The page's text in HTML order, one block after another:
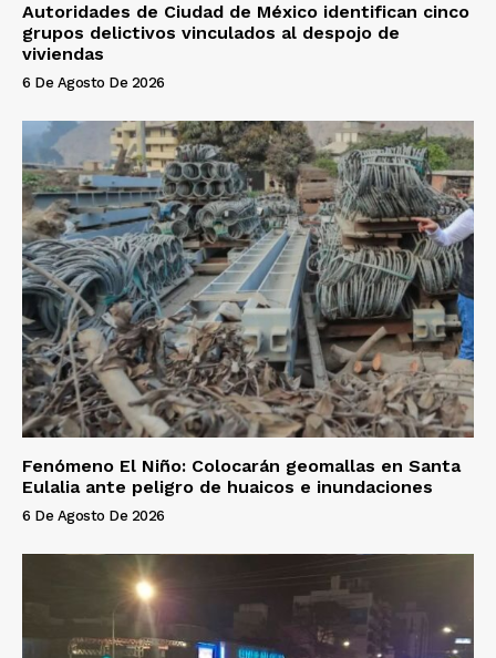
Autoridades de Ciudad de México identifican cinco
grupos delictivos vinculados al despojo de
viviendas
6 De Agosto De 2026
Fenómeno El Niño: Colocarán geomallas en Santa
Eulalia ante peligro de huaicos e inundaciones
6 De Agosto De 2026